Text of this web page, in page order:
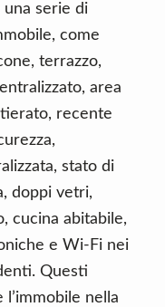
una serie di
come
terrazzo,
area
recente
stato di
doppi vetri,
cucina abitabile,
e Wi-Fi nei
Questi
nella